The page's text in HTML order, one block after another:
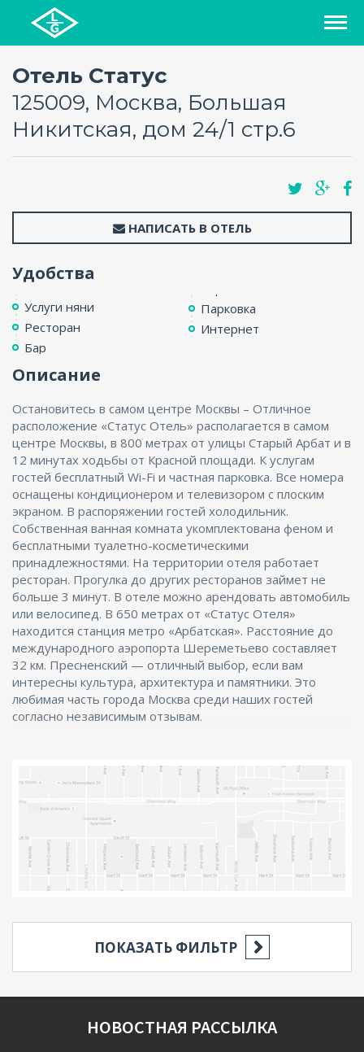
РЕГИОНЫ
О ПРОЕКТЕ
FAQ
КАРТА
КОНТАКТЫ
Отель Статус
125009, Москва, Большая
Никитская, дом 24/1 стр.6
НАПИСАТЬ В ОТЕЛЬ
Удобства
Услуги няни
Ресторан
Бар
Парковка
Интернет
Описание
Остановитесь в самом центре Москвы – Отличное
расположение «Статус Отель» располагается в самом
центре Москвы, в 800 метрах от улицы Старый Арбат и в
12 минутах ходьбы от Красной площади. К услугам
гостей бесплатный Wi-Fi и частная парковка. Все номера
оснащены кондиционером и телевизором с плоским
экраном. В распоряжении гостей холодильник.
Собственная ванная комната укомплектована феном и
бесплатными туалетно-косметическими
принадлежностями. На территории отеля работает
ресторан. Прогулка до других ресторанов займет не
больше 3 минут. В отеле можно арендовать автомобиль
или велосипед. В 650 метрах от «Статус Отеля»
находится станция метро «Арбатская». Расстояние до
международного аэропорта Шереметьево составляет
32 км. Пресненский — отличный выбор, если вам
интересны культура, архитектура и памятники. Это
любимая часть города Москва среди наших гостей
согласно независимым отзывам.
ПОКАЗАТЬ ФИЛЬТР
НОВОСТНАЯ РАССЫЛКА